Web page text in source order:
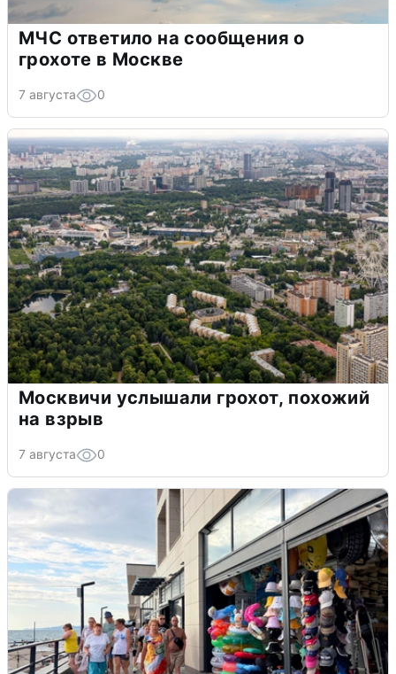
МЧС ответило на сообщения о
грохоте в Москве
7 августа 0
Москвичи услышали грохот, похожий
на взрыв
7 августа 0